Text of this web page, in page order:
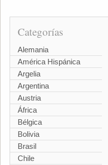
Categorías
Alemania
América Hispánica
Argelia
Argentina
Austria
África
Bélgica
Bolivia
Brasil
Chile